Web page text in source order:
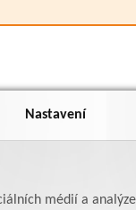
Nastavení
médií a